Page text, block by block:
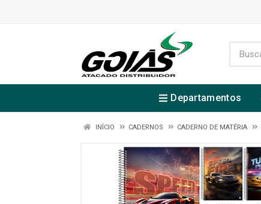
Departamentos
INÍCIO CADERNOS CADERNO DE MATÉRIA